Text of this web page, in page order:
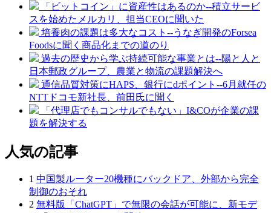
「ビットコイン」に資産性はあるのか--積立サービ
スを始めたメルカリ、担当CEOに聞いた
培養肉の課題は多大なコスト--うなぎ開発のForsea
Foodsに聞く商品化までの道のり
過去の歴史から学ぶ持続可能な事業とは--陽と人と
日本郵政グループ、農業と物流の課題解決へ
通信品質対策にHAPS、銀行にdポイント--6月就任の
NTTドコモ新社長、前田氏に聞く
「代理店でもコンサルでもない」I&COが企業の課
題を解決する
人気の記事
1 中国製ルーター20機種にバックドア、外部から完全
制御のおそれ
2 無料版「ChatGPT」で無限の会話が可能に、新モデ